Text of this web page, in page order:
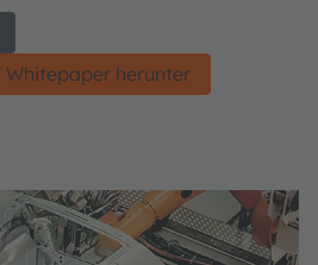
Whitepaper herunter